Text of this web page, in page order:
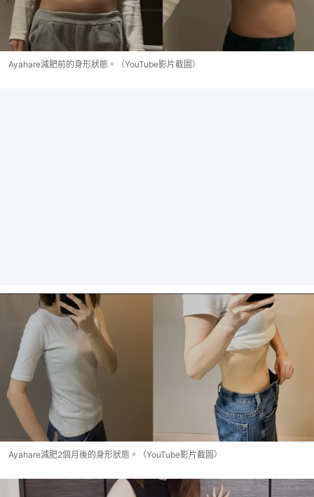
Ayahare減肥前的身形狀態。（YouTube影片截圖）
Ayahare減肥2個月後的身形狀態。（YouTube影片截圖）